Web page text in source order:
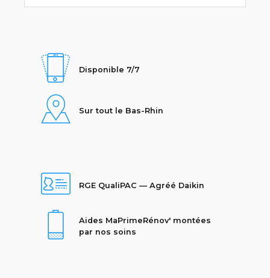
Disponible 7/7
Sur tout le Bas-Rhin
RGE QualiPAC — Agréé Daikin
Aides MaPrimeRénov' montées
par nos soins